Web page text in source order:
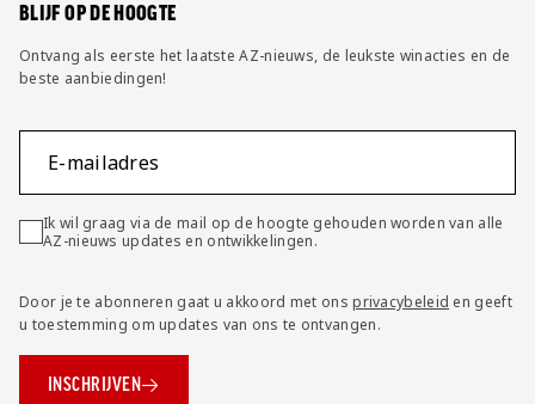
BLIJF OP DE HOOGTE
Ontvang als eerste het laatste AZ-nieuws, de leukste winacties en de
beste aanbiedingen!
E-mailadres
Ik wil graag via de mail op de hoogte gehouden worden van alle
AZ-nieuws updates en ontwikkelingen.
Door je te abonneren gaat u akkoord met onsprivacybeleid en geeft
u toestemming om updates van ons te ontvangen.
INSCHRIJVEN